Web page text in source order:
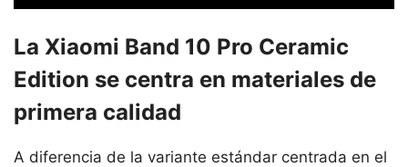
La Xiaomi Band 10 Pro Ceramic
Edition se centra en materiales de
primera calidad
A diferencia de la variante estándar centrada en el